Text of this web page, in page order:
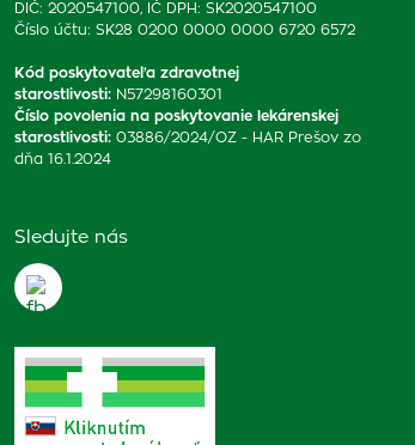
DIČ: 2020547100, IČ DPH: SK2020547100
Číslo účtu: SK28 0200 0000 0000 6720 6572
Kód poskytovateľa zdravotnej
starostlivosti: N57298160301
Číslo povolenia na poskytovanie lekárenskej
starostlivosti: 03886/2024/OZ - HAR Prešov zo
dňa 16.1.2024
Sledujte nás